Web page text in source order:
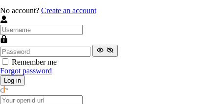
No account? Create an account
Remember me
Forgot password
Log in